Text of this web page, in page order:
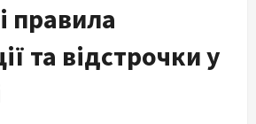
правила
та відстрочки у